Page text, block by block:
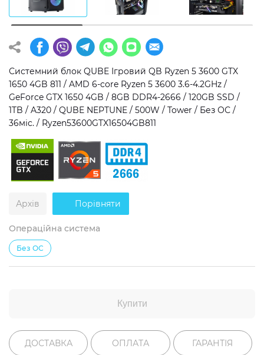
Операційна система
Windows 11 Home
Windows 11 Pro
Без ОС
Тип накопичувача
SSD
HDD
SSD + HDD
Додатково
RGB-підсвічування
Розблокований множник CPU
Надшвидкий M.2 SSD NVME
Системний блок QUBE Ігровий QB Ryzen 5 3600 GTX
1650 4GB 811 / AMD 6-core Ryzen 5 3600 3.6-4.2GHz /
GeForce GTX 1650 4GB / 8GB DDR4-2666 / 120GB SSD /
1TB / A320 / QUBE NEPTUNE / 500W / Tower / Без ОС /
36міс. / Ryzen53600GTX16504GB811
Архів Порівняти
Операційна система
Без ОС
Купити
ДОСТАВКА ОПЛАТА ГАРАНТІЯ